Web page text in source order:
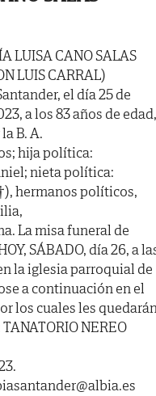
LUISA CANO SALAS
LUIS CARRAL)
el día 25 de
a los 83 años de edad,
B. A.
hija política:
nieta política:
hermanos políticos,
La misa funeral de
SÁBADO, día 26, a
la iglesia parroquial de
a continuación en el
los cuales les
NEREO